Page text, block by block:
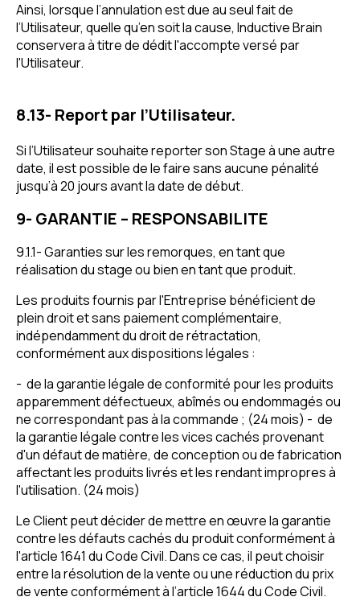
Ainsi, lorsque l’annulation est due au seul fait de
l’Utilisateur, quelle qu’en soit la cause, Inductive Brain
conservera à titre de dédit l'accompte versé par
l'Utilisateur.
8.13- Report par l’Utilisateur.
Si l’Utilisateur souhaite reporter son Stage à une autre
date, il est possible de le faire sans aucune pénalité
jusqu’à 20 jours avant la date de début.
9- GARANTIE – RESPONSABILITE
9.1.1- Garanties sur les remorques, en tant que
réalisation du stage ou bien en tant que produit.
Les produits fournis par l'Entreprise bénéficient de
plein droit et sans paiement complémentaire,
indépendamment du droit de rétractation,
conformément aux dispositions légales :
- de la garantie légale de conformité pour les produits
apparemment défectueux, abîmés ou endommagés ou
ne correspondant pas à la commande ; (24 mois) - de
la garantie légale contre les vices cachés provenant
d'un défaut de matière, de conception ou de fabrication
affectant les produits livrés et les rendant impropres à
l'utilisation. (24 mois)
Le Client peut décider de mettre en œuvre la garantie
contre les défauts cachés du produit conformément à
l'article 1641 du Code Civil. Dans ce cas, il peut choisir
entre la résolution de la vente ou une réduction du prix
de vente conformément à l’article 1644 du Code Civil.